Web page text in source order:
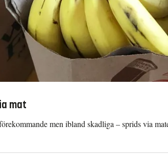
mat
men ibland skadliga – sprids via